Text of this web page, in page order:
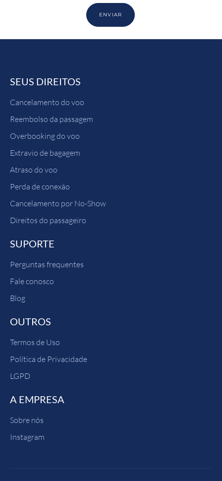
ENVIAR
SEUS DIREITOS
Cancelamento do voo
Reembolso da passagem
Overbooking do voo
Extravio de bagagem
Atraso do voo
Perda de conexão
Cancelamento por No-Show
Direitos do passageiro
SUPORTE
Perguntas frequentes
Fale conosco
Blog
OUTROS
Termos de Uso
Política de Privacidade
LGPD
A EMPRESA
Sobre nós
Instagram